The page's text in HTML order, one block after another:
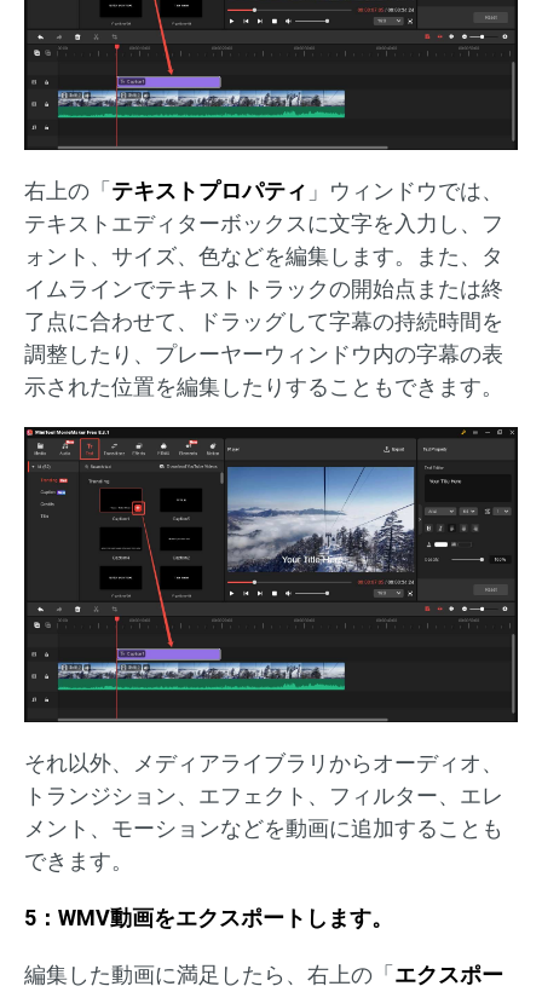
右上の「 テキストプロパティ 」ウィンドウでは、
テキストエディターボックスに文字を入力し、フ
ォント、サイズ、色などを編集します。また、タ
イムラインでテキストトラックの開始点または終
了点に合わせて、ドラッグして字幕の持続時間を
調整したり、プレーヤーウィンドウ内の字幕の表
示された位置を編集したりすることもできます。
それ以外、メディアライブラリからオーディオ、
トランジション、エフェクト、フィルター、エレ
メント、モーションなどを動画に追加することも
できます。
5：WMV動画をエクスポートします。
編集した動画に満足したら、右上の「エクスポー